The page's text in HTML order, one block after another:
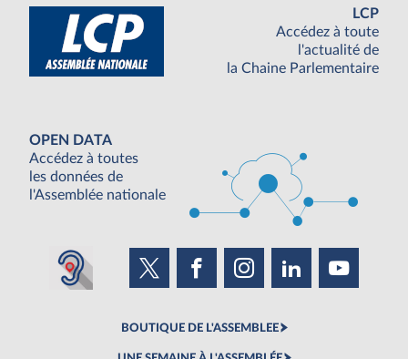
LCP
Accédez à toute
l'actualité de
la Chaine Parlementaire
OPEN DATA
Accédez à toutes
les données de
l'Assemblée nationale
BOUTIQUE DE L'ASSEMBLEE